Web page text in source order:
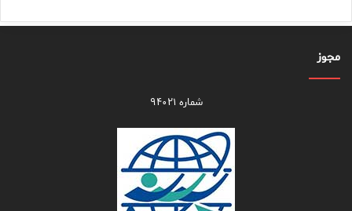
مجوز
شماره ۹۴۰۲۱